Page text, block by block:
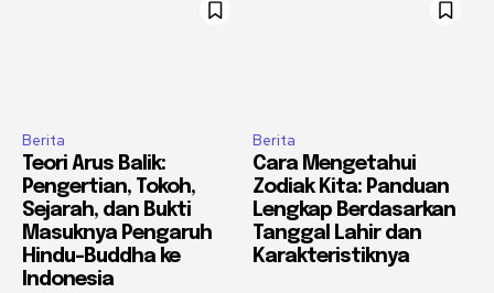
Berita
Teori Arus Balik:
Pengertian, Tokoh,
Sejarah, dan Bukti
Masuknya Pengaruh
Hindu-Buddha ke
Indonesia
Berita
Cara Mengetahui
Zodiak Kita: Panduan
Lengkap Berdasarkan
Tanggal Lahir dan
Karakteristiknya